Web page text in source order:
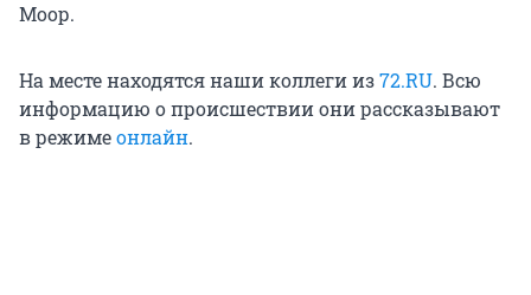
Моор.
На месте находятся наши коллеги из72.RU. Всю
информацию о происшествии они рассказывают
в режимеонлайн.